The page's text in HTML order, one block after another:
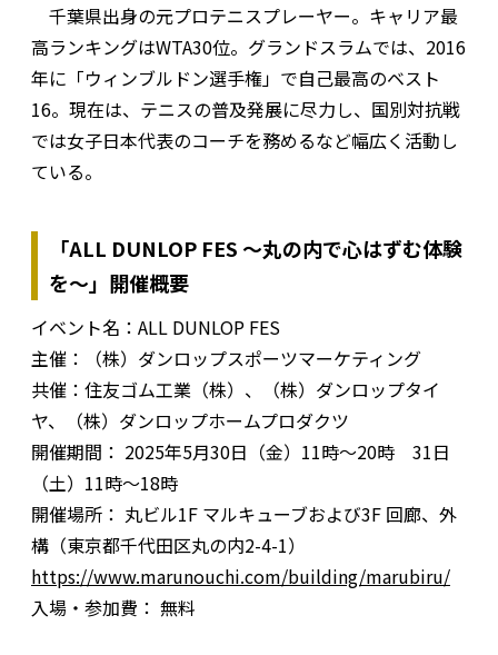
千葉県出身の元プロテニスプレーヤー。キャリア最
高ランキングはWTA30位。グランドスラムでは、2016
年に「ウィンブルドン選手権」で自己最高のベスト
16。現在は、テニスの普及発展に尽力し、国別対抗戦
では女子日本代表のコーチを務めるなど幅広く活動し
ている。
「ALL DUNLOP FES ～丸の内で心はずむ体験
を～」開催概要
イベント名：ALL DUNLOP FES
主催：（株）ダンロップスポーツマーケティング
共催：住友ゴム工業（株）、（株）ダンロップタイ
ヤ、（株）ダンロップホームプロダクツ
開催期間： 2025年5月30日（金）11時～20時 31日
（土）11時～18時
開催場所： 丸ビル1F マルキューブおよび3F 回廊、外
構（東京都千代田区丸の内2-4-1）
https://www.marunouchi.com/building/marubiru/
入場・参加費： 無料